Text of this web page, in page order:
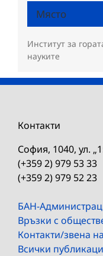
Място
Институт за
науките
Контакти
София, 1040, ул.
(+359 2) 979 53 33
(+359 2) 979 52 23
БАН-
Връзки с
Контакти/звена
Всички